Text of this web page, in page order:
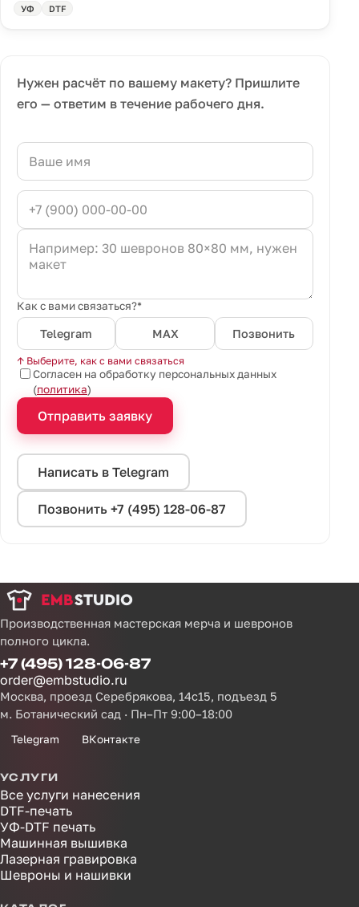
УФ DTF
Нужен расчёт по вашему макету? Пришлите
его — ответим в течение рабочего дня.
Как с вами связаться?*
Telegram MAX Позвонить
↑ Выберите, как с вами связаться
Согласен на обработку персональных данных
(политика)
Отправить заявку
Написать в Telegram
Позвонить +7 (495) 128-06-87
Производственная мастерская мерча и шевронов
полного цикла.
+7 (495) 128-06-87
order@embstudio.ru
Москва, проезд Серебрякова, 14с15, подъезд 5
м. Ботанический сад · Пн–Пт 9:00–18:00
Telegram ВКонтакте
УСЛУГИ
Все услуги нанесения
DTF-печать
УФ-DTF печать
Машинная вышивка
Лазерная гравировка
Шевроны и нашивки